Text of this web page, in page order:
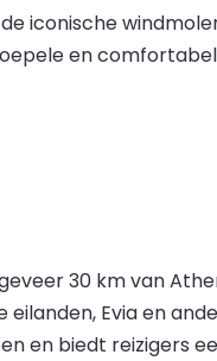
iconische
en
30 km van
Evia en
en biedt reizigers